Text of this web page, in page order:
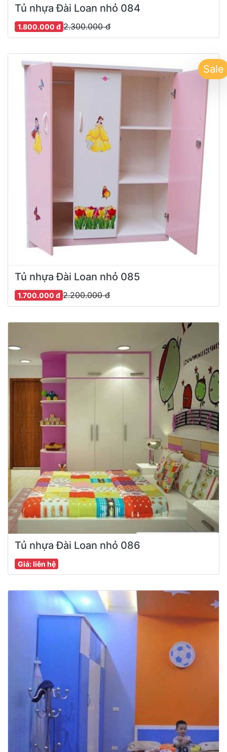
Tủ nhựa Đài Loan nhỏ 084
2.300.000 đ
1.800.000 đ
Sale
Tủ nhựa Đài Loan nhỏ 085
2.200.000 đ
1.700.000 đ
Tủ nhựa Đài Loan nhỏ 086
Giá: liên hệ